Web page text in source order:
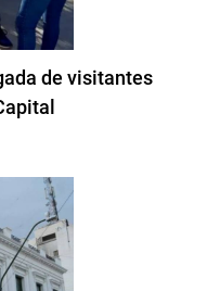
de visitantes